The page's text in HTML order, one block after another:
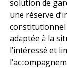
solution de
une réserve
constitutionnel
adaptée à la
l’intéressé et